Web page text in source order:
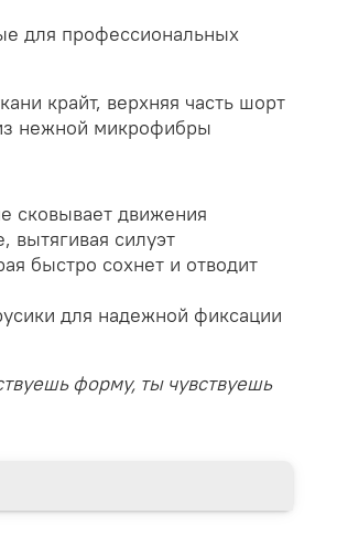
для профессиональных
крайт, верхняя часть шорт
нежной микрофибры
сковывает движения
вытягивая силуэт
быстро сохнет и отводит
для надежной фиксации
форму, ты чувствуешь